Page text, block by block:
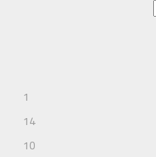
1
14
10